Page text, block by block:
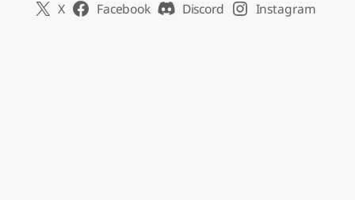
X Facebook Discord Instagram